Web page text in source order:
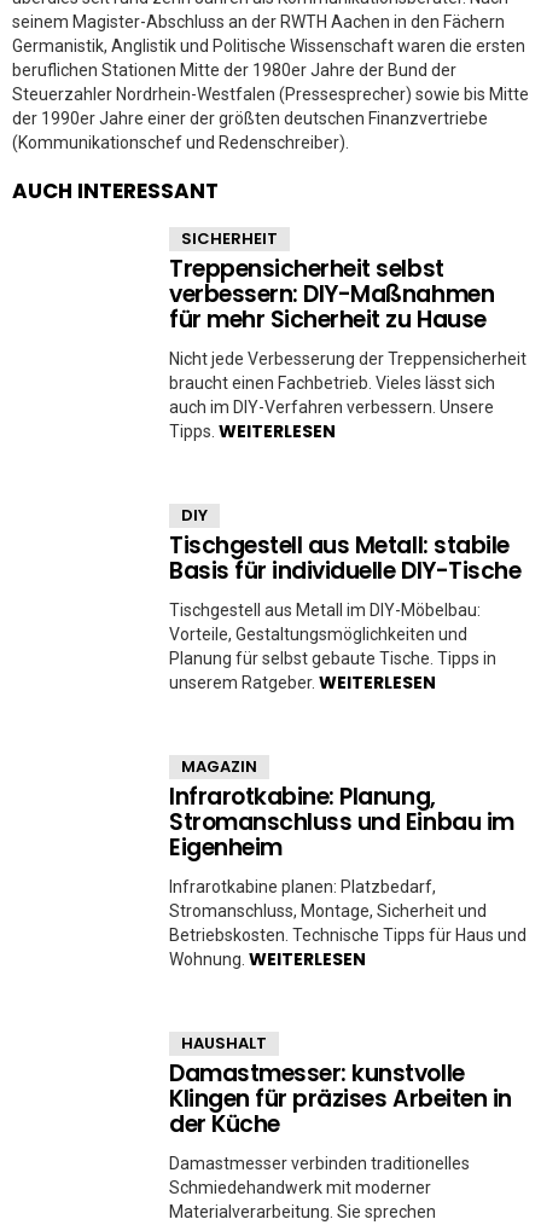
seinem Magister-Abschluss an der RWTH Aachen in den Fächern
Germanistik, Anglistik und Politische Wissenschaft waren die ersten
beruflichen Stationen Mitte der 1980er Jahre der Bund der
Steuerzahler Nordrhein-Westfalen (Pressesprecher) sowie bis Mitte
der 1990er Jahre einer der größten deutschen Finanzvertriebe
(Kommunikationschef und Redenschreiber).
AUCH INTERESSANT
SICHERHEIT
Treppensicherheit selbst
verbessern: DIY-Maßnahmen
für mehr Sicherheit zu Hause
Nicht jede Verbesserung der Treppensicherheit
braucht einen Fachbetrieb. Vieles lässt sich
auch im DIY-Verfahren verbessern. Unsere
Tipps. WEITERLESEN
DIY
Tischgestell aus Metall: stabile
Basis für individuelle DIY-Tische
Tischgestell aus Metall im DIY-Möbelbau:
Vorteile, Gestaltungsmöglichkeiten und
Planung für selbst gebaute Tische. Tipps in
unserem Ratgeber. WEITERLESEN
MAGAZIN
Infrarotkabine: Planung,
Stromanschluss und Einbau im
Eigenheim
Infrarotkabine planen: Platzbedarf,
Stromanschluss, Montage, Sicherheit und
Betriebskosten. Technische Tipps für Haus und
Wohnung. WEITERLESEN
HAUSHALT
Damastmesser: kunstvolle
Klingen für präzises Arbeiten in
der Küche
Damastmesser verbinden traditionelles
Schmiedehandwerk mit moderner
Materialverarbeitung. Sie sprechen